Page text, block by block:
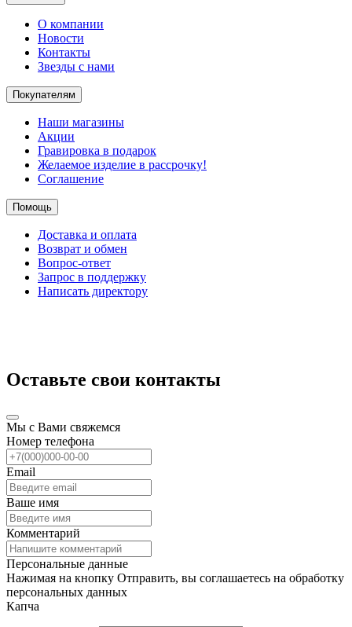
О компании
Новости
Контакты
Звезды с нами
Покупателям
Наши магазины
Акции
Гравировка в подарок
Желаемое изделие в рассрочку!
Соглашение
Помощь
Доставка и оплата
Возврат и обмен
Вопрос-ответ
Запрос в поддержку
Написать директору
Оставьте свои контакты
Мы с Вами свяжемся
Номер телефона
Email
Ваше имя
Комментарий
Персональные данные
Нажимая на кнопку Отправить, вы соглашаетесь на обработку
персональных данных
Капча